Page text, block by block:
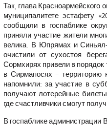
Так, глава Красноармейского
муниципалитете эстафету
сообщили в госпаблике
приняли участие жители
велика. В Юпрямах и
очистили от сухостоя
Сормхирях привели в порядок
в Сирмапосях – территорию
напомнили: за участие в
получают лотерейные
где счастливчики смогут
В госпаблике администрации